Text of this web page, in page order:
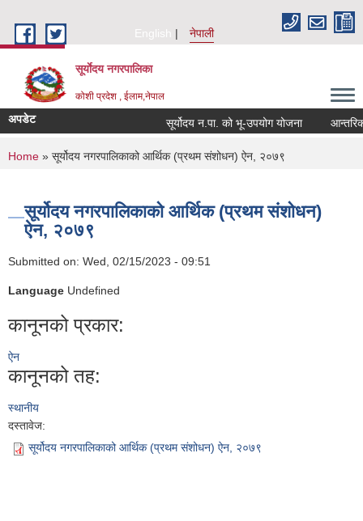
English
नेपाली
सूर्याेदय नगरपालिका
कोशी प्रदेश , ईलाम,नेपाल
अपडेट सूर्योदय न.पा. को भू-उपयोग योजना आन्तरिक
You are here
Home » सूर्योदय नगरपालिकाको आर्थिक (प्रथम संशोधन) ऐन, २०७९
सूर्योदय नगरपालिकाको आर्थिक (प्रथम संशोधन)
ऐन, २०७९
Submitted on: Wed, 02/15/2023 - 09:51
Language Undefined
कानूनको प्रकार:
ऐन
कानूनको तह:
स्थानीय
दस्तावेज:
सूर्योदय नगरपालिकाको आर्थिक (प्रथम संशोधन) ऐन, २०७९